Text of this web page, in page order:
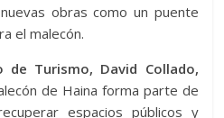
obras como un puente
el malecón.
de Turismo, David Collado,
de Haina forma parte de
espacios públicos y